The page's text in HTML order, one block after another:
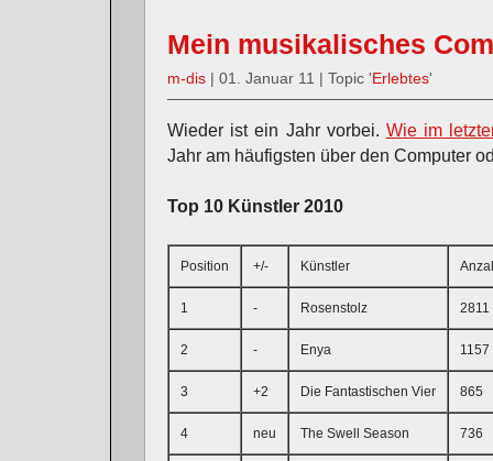
Mein musikalisches
m-dis | 01. Januar 11 | Topic ' Erlebtes'
Wieder ist ein Jahr vorbei. Wie im
Jahr am häufigsten über den Computer
Top 10 Künstler 2010
Position +/- Künstler
1 - Rosenstolz 2811
2 - Enya 1157
3 +2 Die Fantastischen Vier 865
4 neu The Swell Season 736